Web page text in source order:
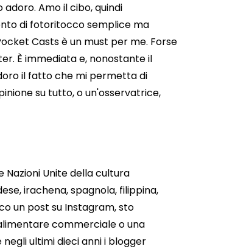
adoro. Amo il cibo, quindi
di fotoritocco semplice ma
Casts è un must per me. Forse
È immediata e, nonostante il
il fatto che mi permetta di
su tutto, o un'osservatrice,
Nazioni Unite della cultura
irachena, spagnola, filippina,
un post su Instagram, sto
commerciale o una
ultimi dieci anni i blogger